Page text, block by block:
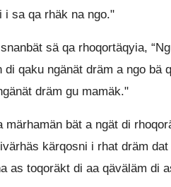
i sa qa rhäk na ngo."
sä qa rhoqortäqyia,
qaku ngänät dräm a ngo bä
dräm gu mamäk."
märhamän bät a ngät di
kärqosni i rhat dräm
as toqoräkt di aa qäväläm di